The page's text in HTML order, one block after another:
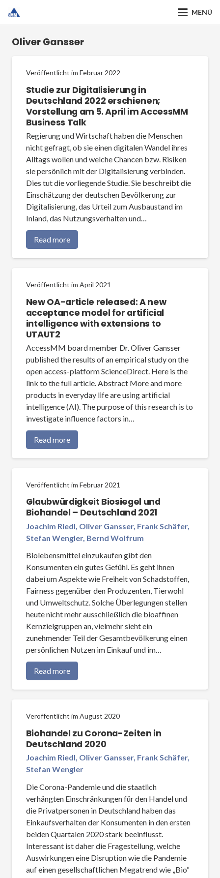
MENÜ
Oliver Gansser
Veröffentlicht im Februar 2022
Studie zur Digitalisierung in
Deutschland 2022 erschienen;
Vorstellung am 5. April im AccessMM
Business Talk
Regierung und Wirtschaft haben die Menschen
nicht gefragt, ob sie einen digitalen Wandel ihres
Alltags wollen und welche Chancen bzw. Risiken
sie persönlich mit der Digitalisierung verbinden.
Dies tut die vorliegende Studie. Sie beschreibt die
Einschätzung der deutschen Bevölkerung zur
Digitalisierung, das Urteil zum Ausbaustand im
Inland, das Nutzungsverhalten und…
Read more
Veröffentlicht im April 2021
New OA-article released: A new
acceptance model for artificial
intelligence with extensions to
UTAUT2
AccessMM board member Dr. Oliver Gansser
published the results of an empirical study on the
open access-platform ScienceDirect. Here is the
link to the full article. Abstract More and more
products in everyday life are using artificial
intelligence (AI). The purpose of this research is to
investigate influence factors in…
Read more
Veröffentlicht im Februar 2021
Glaubwürdigkeit Biosiegel und
Biohandel – Deutschland 2021
Joachim Riedl, Oliver Gansser, Frank Schäfer,
Stefan Wengler, Bernd Wolfrum
Biolebensmittel einzukaufen gibt den
Konsumenten ein gutes Gefühl. Es geht ihnen
dabei um Aspekte wie Freiheit von Schadstoffen,
Fairness gegenüber den Produzenten, Tierwohl
und Umweltschutz. Solche Überlegungen stellen
heute nicht mehr ausschließlich die bioaffinen
Kernzielgruppen an, vielmehr sieht ein
zunehmender Teil der Gesamtbevölkerung einen
persönlichen Nutzen im Einkauf und im…
Read more
Veröffentlicht im August 2020
Biohandel zu Corona-Zeiten in
Deutschland 2020
Joachim Riedl, Oliver Gansser, Frank Schäfer,
Stefan Wengler
Die Corona-Pandemie und die staatlich
verhängten Einschränkungen für den Handel und
die Privatpersonen in Deutschland haben das
Einkaufsverhalten der Konsumenten in den ersten
beiden Quartalen 2020 stark beeinflusst.
Interessant ist daher die Fragestellung, welche
Auswirkungen eine Disruption wie die Pandemie
auf einen gesellschaftlichen Megatrend wie „Bio“